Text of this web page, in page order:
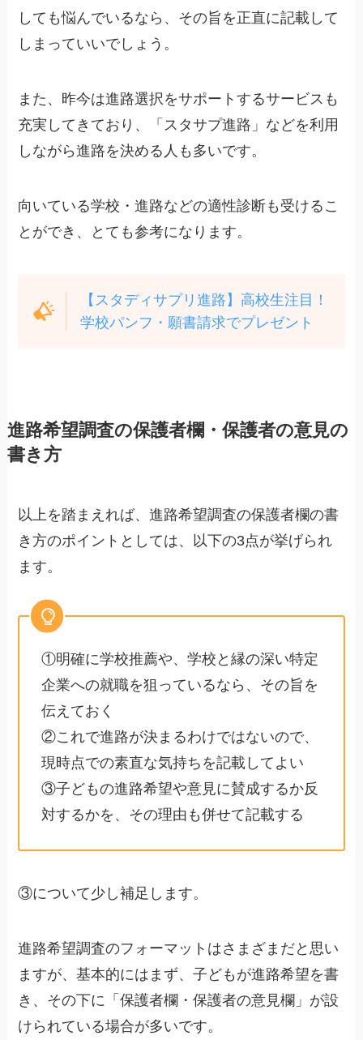
しても悩んでいるなら、その旨を正直に記載して
しまっていいでしょう。
また、昨今は進路選択をサポートするサービスも
充実してきており、「スタサプ進路」などを利用
しながら進路を決める人も多いです。
向いている学校・進路などの適性診断も受けるこ
とができ、とても参考になります。
【スタディサプリ進路】高校生注目！
学校パンフ・願書請求でプレゼント
進路希望調査の保護者欄・保護者の意見の
書き方
以上を踏まえれば、進路希望調査の保護者欄の書
き方のポイント としては、以下の3点が挙げられ
ます。
①明確に学校推薦や、学校と縁の深い特定
企業への就職を狙っているなら、その旨を
伝えておく
②これで進路が決まるわけではないので、
現時点での素直な気持ちを記載してよい
③子どもの進路希望や意見に賛成するか反
対するかを、その理由も併せて記載する
③について少し補足します。
進路希望調査のフォーマットはさまざまだと思い
ますが、基本的にはまず、子どもが進路希望を書
き、その下に「保護者欄・保護者の意見欄」が設
けられている場合が多いです。